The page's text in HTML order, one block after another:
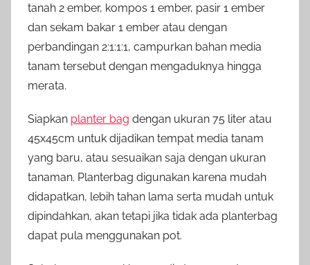
tanah 2 ember, kompos 1 ember, pasir 1 ember
dan sekam bakar 1 ember atau dengan
perbandingan 2:1:1:1, campurkan bahan media
tanam tersebut dengan mengaduknya hingga
merata.
Siapkan planter bag dengan ukuran 75 liter atau
45x45cm untuk dijadikan tempat media tanam
yang baru, atau sesuaikan saja dengan ukuran
tanaman. Planterbag digunakan karena mudah
didapatkan, lebih tahan lama serta mudah untuk
dipindahkan, akan tetapi jika tidak ada planterbag
dapat pula menggunakan pot.